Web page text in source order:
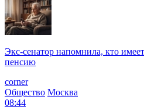
Экс-сенатор напомнила, кто
пенсию
corner
Общество Москва
08:44